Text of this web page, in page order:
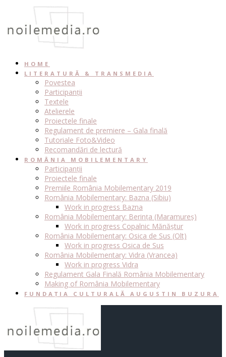
content
HOME
LITERATURĂ & TRANSMEDIA
Povestea
Participanții
Textele
Atelierele
Proiectele finale
Regulament de premiere – Gala finală
Tutoriale Foto&Video
Recomandări de lectură
ROMÂNIA MOBILEMENTARY
Participanții
Proiectele finale
Premiile România Mobilementary 2019
România Mobilementary: Bazna (Sibiu)
Work in progress Bazna
România Mobilementary: Berința (Maramureș)
Work in progress Copalnic Mănăștur
România Mobilementary: Osica de Sus (Olt)
Work in progress Osica de Sus
România Mobilementary: Vidra (Vrancea)
Work in progress Vidra
Regulament Gala Finală România Mobilementary
Making of România Mobilementary
FUNDAȚIA CULTURALĂ AUGUSTIN BUZURA